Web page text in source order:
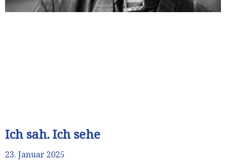
Ich sah. Ich sehe
23. Januar 2025